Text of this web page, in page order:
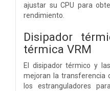
ajustar su CPU para
rendimiento.
Disipador
térmica VRM
El disipador térmico y
mejoran la transferencia
los estranguladores